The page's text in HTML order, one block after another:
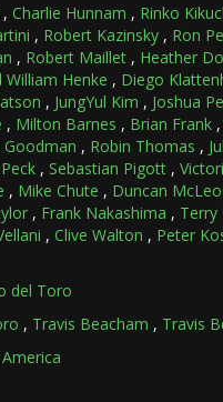
, Charlie Hunnam , Rinko
, Robert Kazinsky , Ron
, Robert Maillet , Heather
William Henke , Diego
, JungYul Kim , Joshua
, Milton Barnes , Brian Frank ,
Goodman , Robin Thomas ,
, Sebastian Pigott ,
, Mike Chute , Duncan
, Frank Nakashima , Terry
, Clive Walton , Peter
del Toro
, Travis Beacham , Travis